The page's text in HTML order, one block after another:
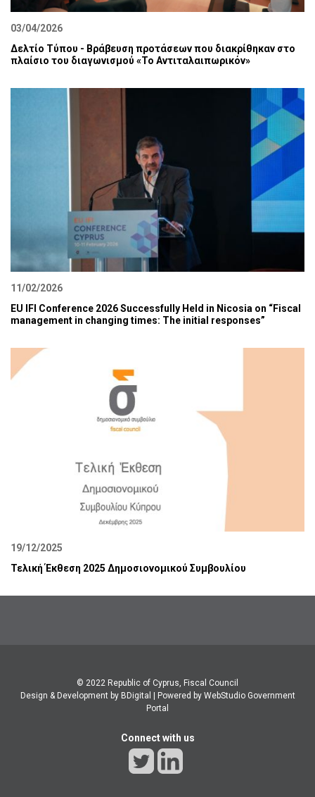
03/04/2026
Δελτίο Τύπου - Βράβευση προτάσεων που διακρίθηκαν στο
πλαίσιο του διαγωνισμού «Το Αντιταλαιπωρικόν»
11/02/2026
EU IFI Conference 2026 Successfully Held in Nicosia on “Fiscal
management in changing times: The initial responses”
19/12/2025
Τελική Έκθεση 2025 Δημοσιονομικού Συμβουλίου
© 2022 Republic of Cyprus, Fiscal Council
Design & Development by BDigital
Powered by WebStudio Government
Portal
Connect with us